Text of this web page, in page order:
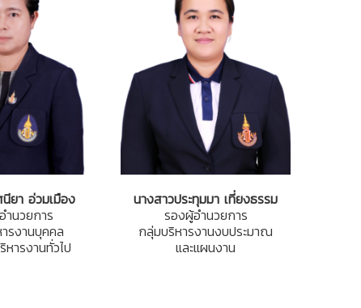
ยา อ่วมเมือง
ำนวยการ
รงานบุคคล
หารงานทั่วไป
นางสาวประทุมมา เที่ยงธรรม
รองผู้อำนวยการ
กลุ่มบริหารงานงบประมาณ
และแผนงาน